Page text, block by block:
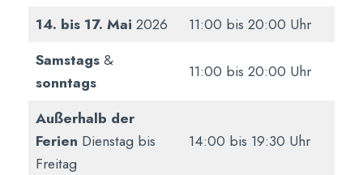
14. bis 17. Mai 2026
11:00 bis 20:00 Uhr
Samstags&
sonntags
11:00 bis 20:00 Uhr
Außerhalb der
Ferien Dienstag bis
Freitag
14:00 bis 19:30 Uhr